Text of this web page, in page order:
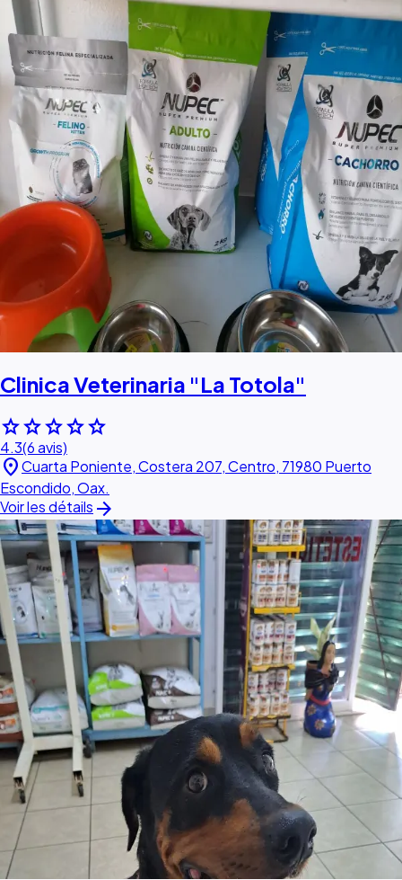
Clinica Veterinaria "La Totola"
starstarstarstarstar
4.3(6 avis)
location_onCuarta Poniente, Costera 207, Centro, 71980 Puerto
Escondido, Oax.
Voir les détails arrow_forward